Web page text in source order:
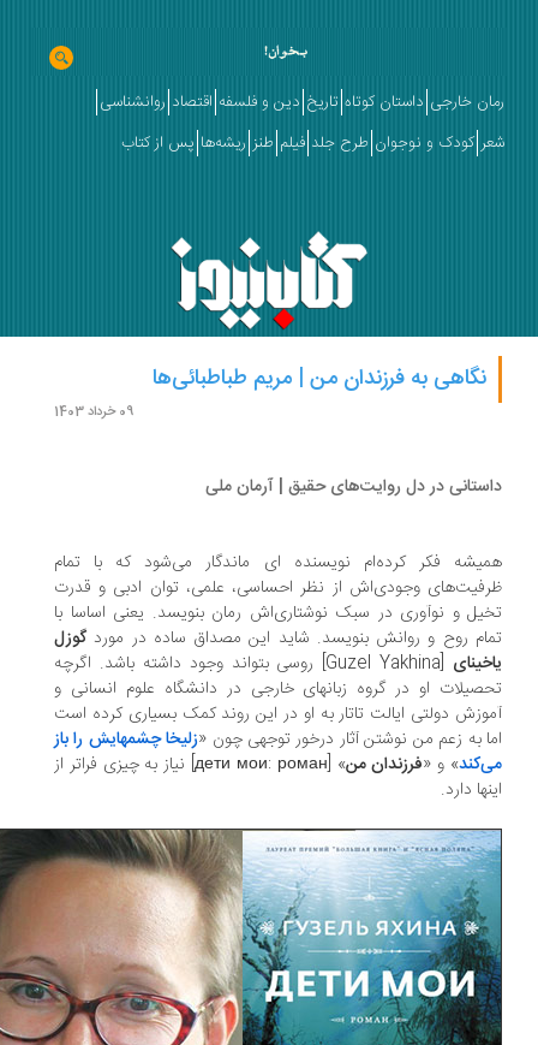
خارجی داستان کوتاه تاریخ دین و فلسفه اقتصاد روانشناسی
کودک و نوجوان طرح جلد فیلم طنز ریشه‌ها پس از کتاب
نگاهی به فرزندان من | مریم طباطبائی‌ها
در دل روایت‌های حقيق | آرمان ملی
فکر کرده‌ام نویسنده ای ماندگار می‌شود که با تمام
وجودی‌اش از نظر احساسی، علمی، توان ادبی و قدرت
و نوآوری در سبک نوشتاری‌اش رمان بنویسد. یعنی اساسا با
روح و روانش بنویسد. شاید این مصداق ساده در موردگوزل
[Guzel Yakhina] روسی بتواند وجود داشته باشد. اگرچه
او در گروه زبانهای خارجی در دانشگاه علوم انسانی و
دولتی ایالت تاتار به او در این روند کمک بسیاری کرده است
به زعم من نوشتن آثار درخور توجهی چون « زلیخا چشمهایش را باز
» و «فرزندان من
» [дети мои: роман] نیاز به چیزی فراتر از
دارد.